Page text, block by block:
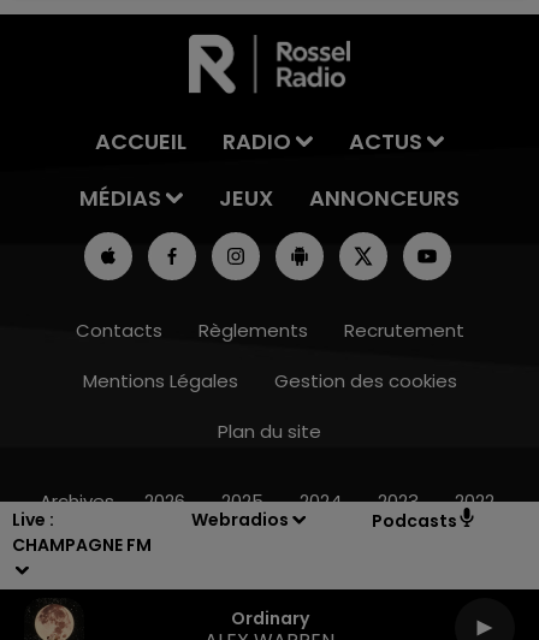
Live :
CHAMPAGNE FM
Webradios Podcasts
Ordinary
7h00 - 12h00
ACCUEIL RADIO
ACTUS
MÉDIAS
JEUX ANNONCEURS
Contacts Règlements
Recrutement
Mentions Légales
Gestion des cookies
Plan du site
Archives 2026 2025 2024 2023 2022